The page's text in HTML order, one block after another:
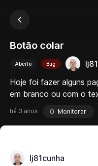
Botão colar
Aberto Bug
Hoje foi fazer alguns
em branco ou com o
há 3 anos Monitorar
lj81cunha